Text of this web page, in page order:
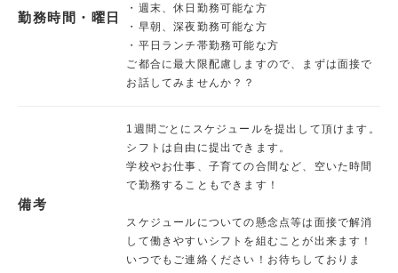
勤務時間・曜日
・週末、休日勤務可能な方
・早朝、深夜勤務可能な方
・平日ランチ帯勤務可能な方
ご都合に最大限配慮しますので、まずは面接で
お話してみませんか？？
備考
1週間ごとにスケジュールを提出して頂けます。
シフトは自由に提出できます。
学校やお仕事、子育ての合間など、空いた時間
で勤務することもできます！
スケジュールについての懸念点等は面接で解消
して働きやすいシフトを組むことが出来ます！
いつでもご連絡ください！お待ちしておりま